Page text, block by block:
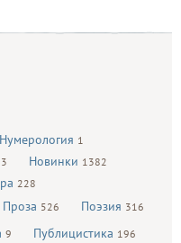
Нумерология 1
3 Новинки 1382
228
Проза 526 Поэзия 316
9 Публицистика 196